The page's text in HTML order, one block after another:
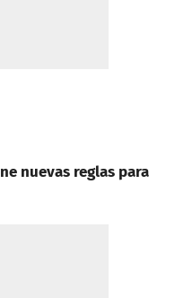
nuevas reglas para